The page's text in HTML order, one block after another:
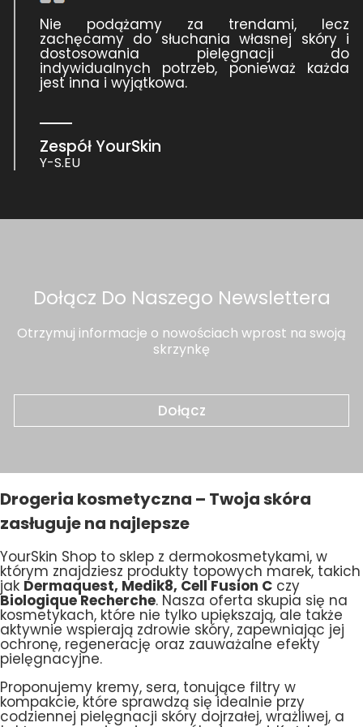
Nie podążamy za trendami, lecz
zachęcamy do słuchania własnej skóry i
dostosowania pielęgnacji do
indywidualnych potrzeb, ponieważ każda
jest inna i wyjątkowa.
Zespół YourSkin
Y-S.EU
Dołącz Do Naszego Newslettera
Otrzymuj informacje o nowościach wprost na swoją
skrzynkę
Dołącz
Drogeria kosmetyczna – Twoja skóra
zasługuje na najlepsze
YourSkin Shop to sklep z dermokosmetykami, w
którym znajdziesz produkty topowych marek, takich
jak Dermaquest, Medik8, Cell Fusion C czy
Biologique Recherche. Nasza oferta skupia się na
kosmetykach, które nie tylko upiększają, ale także
aktywnie wspierają zdrowie skóry, zapewniając jej
ochronę, regenerację oraz zauważalne efekty
pielęgnacyjne.
Proponujemy kremy, sera, tonujące filtry w
kompakcie, które sprawdzą się idealnie przy
codziennej pielęgnacji skóry dojrzałej, wrażliwej, a